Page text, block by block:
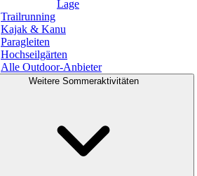
Lage
Trailrunning
Kajak & Kanu
Paragleiten
Hochseilgärten
Alle Outdoor-Anbieter
Weitere Sommeraktivitäten